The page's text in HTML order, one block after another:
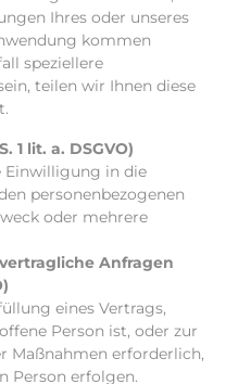
Ihres oder unseres
kommen
speziellere
teilen wir Ihnen diese
1 lit. a. DSGVO)
Einwilligung in die
personenbezogenen
oder mehrere
Anfragen
eines Vertrags,
Person ist, oder zur
Maßnahmen erforderlich,
Person erfolgen.